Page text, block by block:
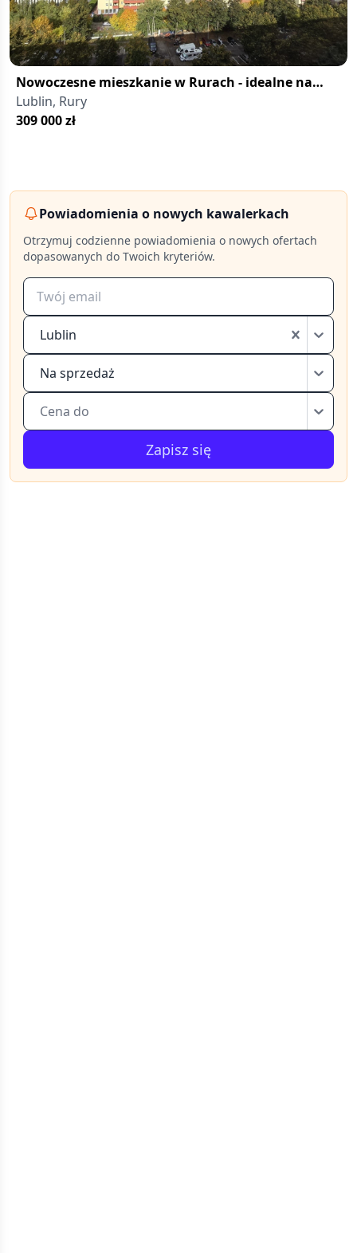
Nowoczesne mieszkanie w Rurach - idealne na
start
Lublin, Rury
309 000zł
Powiadomienia o nowych kawalerkach
Otrzymuj codzienne powiadomienia o nowych ofertach
dopasowanych do Twoich kryteriów.
Lublin
Na sprzedaż
Cena do
Zapisz się